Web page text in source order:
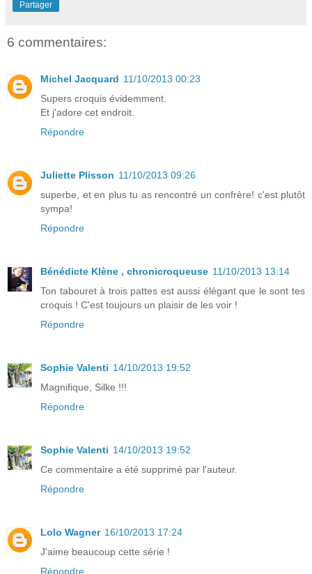
Partager
6 commentaires:
Michel Jacquard 11/10/2013 00:23
Supers croquis évidemment.
Et j'adore cet endroit.
Répondre
Juliette Plisson 11/10/2013 09:26
superbe, et en plus tu as rencontré un confrère! c'est plutôt
sympa!
Répondre
Bénédicte Klène , chronicroqueuse 11/10/2013 13:14
Ton tabouret à trois pattes est aussi élégant que le sont tes
croquis ! C'est toujours un plaisir de les voir !
Répondre
Sophie Valenti 14/10/2013 19:52
Magnifique, Silke !!!
Répondre
Sophie Valenti 14/10/2013 19:52
Ce commentaire a été supprimé par l'auteur.
Répondre
Lolo Wagner 16/10/2013 17:24
J'aime beaucoup cette série !
Répondre